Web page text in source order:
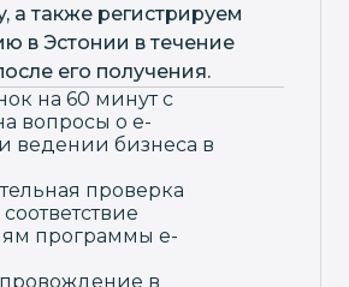
а также регистрируем
в Эстонии в течение
его получения.
на 60 минут с
вопросы о e-
ведении бизнеса в
проверка
программы e-
в